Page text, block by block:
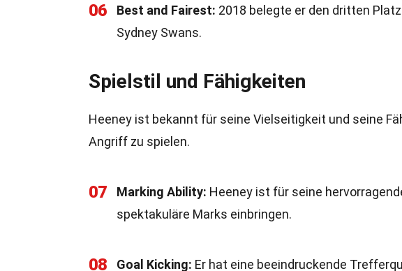
06 Best and Fairest: 2018 belegte er den dritten
Sydney Swans.
Spielstil und Fähigkeiten
Heeney ist bekannt für seine Vielseitigkeit und seine
Angriff zu spielen.
07 Marking Ability: Heeney ist für seine
spektakuläre Marks einbringen.
08 Goal Kicking: Er hat eine beeindruckende